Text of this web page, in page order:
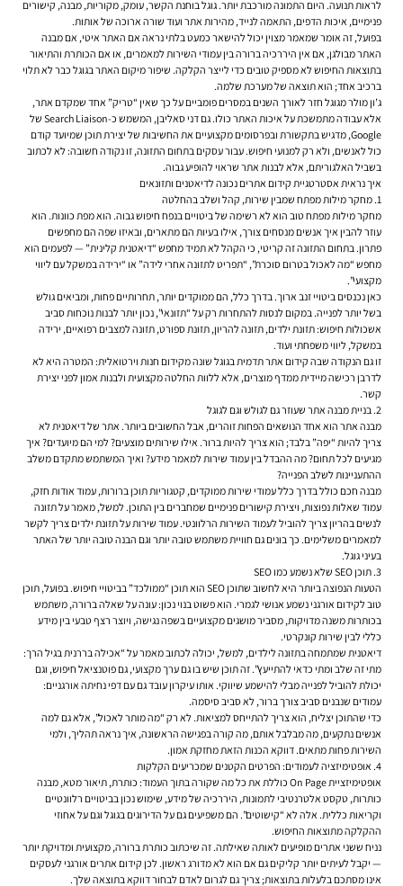
לראות תנועה. היום התמונה מורכבת יותר. גוגל בוחנת הקשר, עומק, מקוריות, מבנה, קישורים
פנימיים, איכות הדפים, התאמה לנייד, מהירות אתר ועוד שורה ארוכה של אותות.
בפועל, זה אומר שמאמר מצוין יכול להישאר כמעט בלתי נראה אם האתר איטי, אם מבנה
האתר מבולגן, אם אין היררכיה ברורה בין עמודי השירות למאמרים, או אם הכותרת והתיאור
בתוצאות החיפוש לא מספיק טובים כדי לייצר הקלקה. שיפור מיקום האתר בגוגל כבר לא תלוי
ברכיב אחד; הוא תוצאה של מערכת שלמה.
ג’ון מולר מגוגל חזר לאורך השנים במסרים פומביים על כך שאין “טריק” אחד שמקדם אתר,
אלא עבודה מתמשכת על איכות האתר כולו. גם דני סאליבן, המשמש כ-Search Liaison של
Google, מדגיש בתקשורת ובפרסומים מקצועיים את החשיבות של יצירת תוכן שמיועד קודם
כול לאנשים, ולא רק למנועי חיפוש. עבור עסקים בתחום התזונה, זו נקודה חשובה: לא לכתוב
בשביל האלגוריתם, אלא לבנות אתר שראוי להופיע גבוה.
איך נראית אסטרטגיית קידום אתרים נכונה לדיאטנים ותזונאים
1. מחקר מילות מפתח שמבין שירות, קהל ושלב בהחלטה
מחקר מילות מפתח טוב הוא לא רשימה של ביטויים בנפח חיפוש גבוה. הוא מפת כוונות. הוא
עוזר להבין איך אנשים מנסחים צורך, אילו בעיות הם מתארים, ובאיזו שפה הם מחפשים
פתרון. בתחום התזונה זה קריטי, כי הקהל לא תמיד מחפש “דיאטנית קלינית” — לפעמים הוא
מחפש “מה לאכול בטרום סוכרת”, “תפריט לתזונה אחרי לידה” או “ירידה במשקל עם ליווי
מקצועי”.
כאן נכנסים ביטויי זנב ארוך. בדרך כלל, הם ממוקדים יותר, תחרותיים פחות, ומביאים גולש
בשל יותר לפנייה. במקום לנסות להתחרות רק על “תזונאי”, נכון יותר לבנות נוכחות סביב
אשכולות חיפוש: תזונת ילדים, תזונה להריון, תזונת ספורט, תזונה למצבים רפואיים, ירידה
במשקל, ליווי משפחתי ועוד.
זו גם הנקודה שבה קידום אתר תדמית בגוגל שונה מקידום חנות וירטואלית: המטרה היא לא
לדרבן רכישה מיידית ממדף מוצרים, אלא ללוות החלטה מקצועית ולבנות אמון לפני יצירת
קשר.
2. בניית מבנה אתר שעוזר גם לגולש וגם לגוגל
מבנה אתר הוא אחד הנושאים הפחות זוהרים, אבל החשובים ביותר. אתר של דיאטנית לא
צריך להיות “יפה” בלבד; הוא צריך להיות ברור. אילו שירותים מוצעים? למי הם מיועדים? איך
מגיעים לכל תחום? מה ההבדל בין עמוד שירות למאמר מידע? ואיך המשתמש מתקדם משלב
ההתעניינות לשלב הפנייה?
מבנה חכם כולל בדרך כלל עמודי שירות ממוקדים, קטגוריות תוכן ברורות, עמוד אודות חזק,
עמוד שאלות נפוצות, ויצירת קישורים פנימיים שמחברים בין התוכן. למשל, מאמר על תזונה
לנשים בהריון צריך להוביל לעמוד השירות הרלוונטי. עמוד שירות על תזונת ילדים צריך לקשר
למאמרים משלימים. כך בונים גם חוויית משתמש טובה יותר וגם הבנה טובה יותר של האתר
בעיני גוגל.
3. תוכן SEO שלא נשמע כמו SEO
הטעות הנפוצה ביותר היא לחשוב שתוכן SEO הוא תוכן “ממולכד” בביטויי חיפוש. בפועל, תוכן
טוב לקידום אורגני נשמע אנושי לגמרי. הוא פשוט בנוי נכון: עונה על שאלה ברורה, משתמש
בכותרות משנה מדויקות, מסביר מושגים מקצועיים בשפה נגישה, ויוצר רצף טבעי בין מידע
כללי לבין שירות קונקרטי.
דיאטנית שמתמחה בתזונה לילדים, למשל, יכולה לכתוב מאמר על “אכילה בררנית בגיל הרך:
מתי זה שלב ומתי כדאי להתייעץ”. זה תוכן שיש בו גם ערך מקצועי, גם פוטנציאל חיפוש, וגם
יכולת להוביל לפנייה מבלי להישמע שיווקי. אותו עיקרון עובד גם עם דפי נחיתה אורגניים:
עמודים שנבנים סביב צורך ברור, לא סביב סיסמה.
כדי שהתוכן יצליח, הוא צריך להתייחס למציאות. לא רק “מה מותר לאכול”, אלא גם למה
אנשים נתקעים, מה מבלבל אותם, מה קורה בפגישה הראשונה, איך נראה תהליך, ולמי
השירות פחות מתאים. דווקא הכנות הזאת מחזקת אמון.
4. אופטימיזציה לעמודים: הפרטים הקטנים שמכריעים הקלקות
אופטימיזציית On Page כוללת את כל מה שקורה בתוך העמוד: כותרת, תיאור מטא, מבנה
כותרות, טקסט אלטרנטיבי לתמונות, היררכיה של מידע, שימוש נכון בביטויים רלוונטיים
וקריאות כללית. אלה לא “קישוטים”. הם משפיעים גם על הדירוגים בגוגל וגם על אחוזי
ההקלקה מתוצאות החיפוש.
נניח ששני אתרים מופיעים לאותה שאילתה. זה שיכתוב כותרת ברורה, מקצועית ומדויקת יותר
— יקבל לעיתים יותר קליקים גם אם הוא לא מדורג ראשון. לכן קידום אתרים אורגני לעסקים
אינו מסתכם בלעלות בתוצאות; צריך גם לגרום לאדם לבחור דווקא בתוצאה שלך.